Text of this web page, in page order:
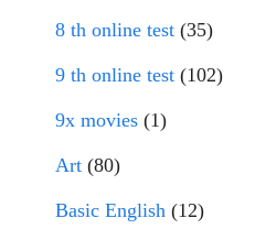
8 th online test (35)
9 th online test (102)
9x movies (1)
Art (80)
Basic English (12)